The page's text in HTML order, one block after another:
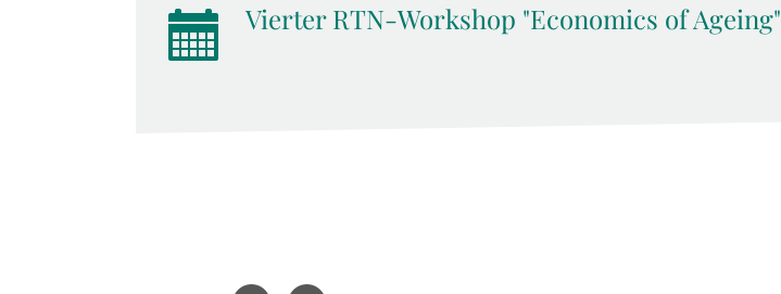
Vierter RTN-Workshop "Economics of Ageing"